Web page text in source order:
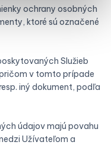
ochrany osobných
ktoré sú označené
Služieb
v tomto prípade
iný dokument, podľa
údajov majú povahu
Užívateľom a